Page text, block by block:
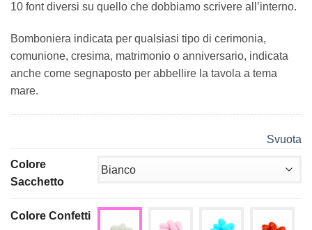
10 font diversi su quello che dobbiamo scrivere all’interno.
Bomboniera indicata per qualsiasi tipo di cerimonia,
comunione, cresima, matrimonio o anniversario, indicata
anche come segnaposto per abbellire la tavola a tema
mare.
Svuota
Colore
Sacchetto
Colore Confetti